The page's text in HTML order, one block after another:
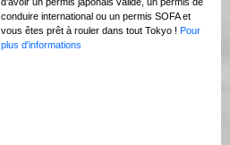
conduire international ou un permis SOFA et
vous êtes prêt à rouler dans tout Tokyo ! Pour
plus d'informations